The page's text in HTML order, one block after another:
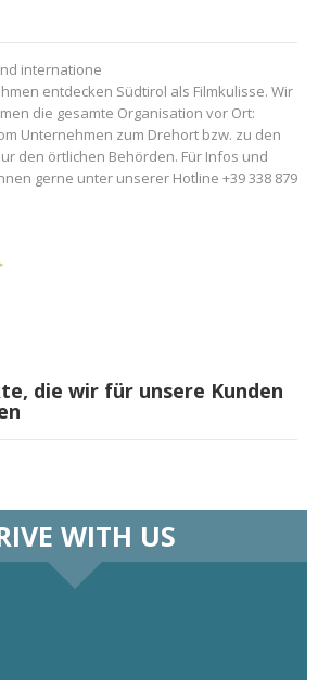
internatione
entdecken Südtirol als Filmkulisse. Wir
die gesamte Organisation vor Ort:
Unternehmen zum Drehort bzw. zu den
den örtlichen Behörden. Für Infos und
gerne unter unserer Hotline +39 338 879
die wir für unsere Kunden
WITH US